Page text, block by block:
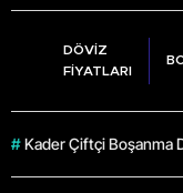
DÖVİZ
FİYATLARI
# Kader Çiftçi Boşanma